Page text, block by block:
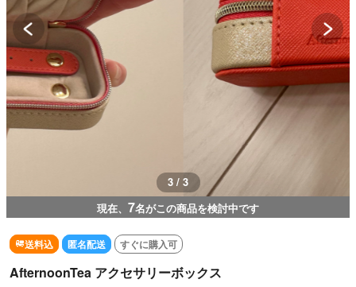
3 / 3
現在、 7名がこの商品を検討中です
送料込 匿名配送 すぐに購入可
AfternoonTea アクセサリーボックス